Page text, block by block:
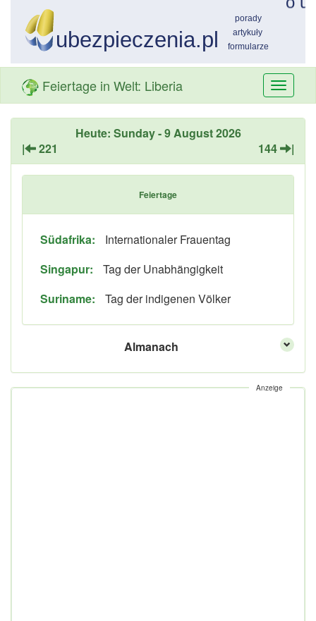
Feiertage in Welt: Liberia
Heute: Sunday - 9 August 2026
|
221 144 |
Feiertage
Südafrika:
Internationaler Frauentag
Singapur:
Tag der Unabhängigkeit
Suriname:
Tag der indigenen Völker
Almanach
Anzeige